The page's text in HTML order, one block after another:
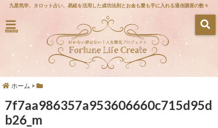
九星気学、タロット占い、易経を活用した成功法則とお金も愛も手に入れる通信講座の数々
menu
ホーム >
7f7aa986357a953606660c715d95d
b26_m